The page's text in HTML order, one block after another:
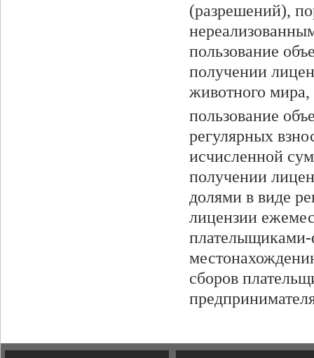
(разреше­ний),
пользование
получении
животного мира,
пользование
регулярных
исчисленной
получении
долями в виде
лицензии
плателыщиками-
сборов